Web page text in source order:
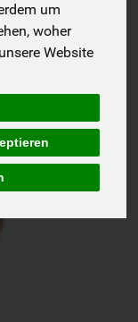
um
woher
Website